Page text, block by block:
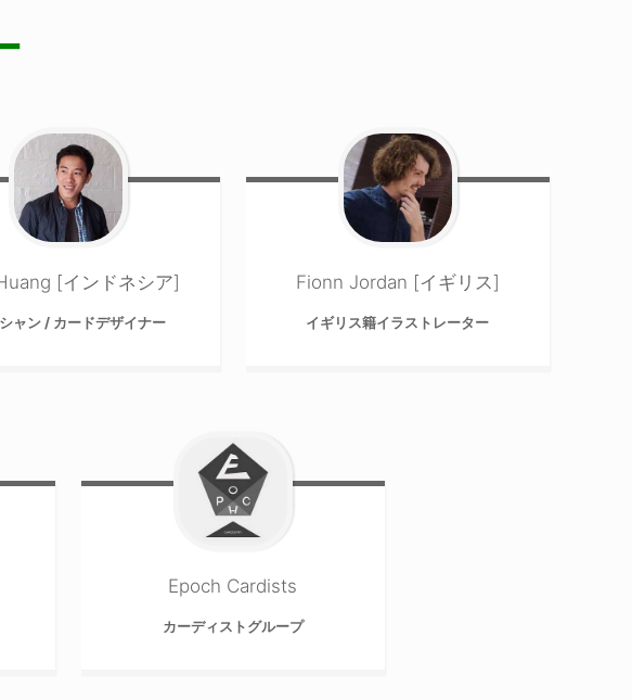
[インドネシア]
ャン / カードデザイナー
Fionn Jordan [イギリス]
イギリス籍イラストレーター
Epoch Cardists
カーディストグループ